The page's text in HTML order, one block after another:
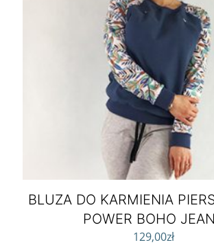
BLUZA DO KARMIENIA
POWER BOHO
129,00zł